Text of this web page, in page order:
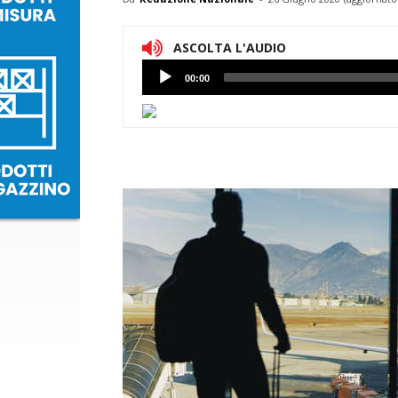
ASCOLTA L'AUDIO
Lettore
Audio
00:00